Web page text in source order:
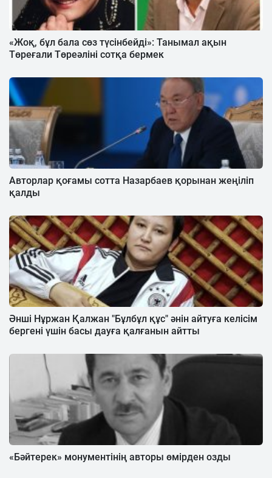
«Жоқ, бұл бала сөз түсінбейді»: Танымал ақын
Төреғали Төреәліні сотқа бермек
Авторлар қоғамы сотта Назарбаев қорынан жеңіліп
қалды
Әнші Нұржан Қалжан "Бұлбұл құс" әнін айтуға келісім
бергені үшін басы дауға қалғанын айтты
«Бәйтерек» монументінің авторы өмірден озды